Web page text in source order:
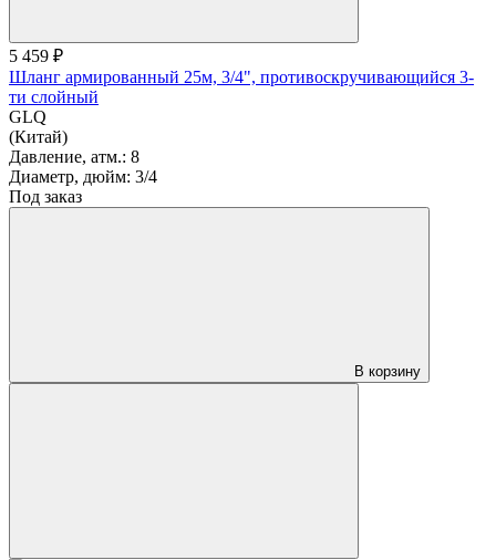
5 459 ₽
Шланг армированный 25м, 3/4", противоскручивающийся 3-
ти слойный
GLQ
(Китай)
Давление, атм.: 8
Диаметр, дюйм: 3/4
Под заказ
В корзину